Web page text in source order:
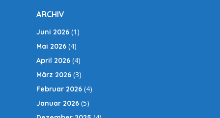
ARCHIV
Juni 2026 (1)
Mai 2026 (4)
April 2026 (4)
März 2026 (3)
Februar 2026 (4)
Januar 2026 (5)